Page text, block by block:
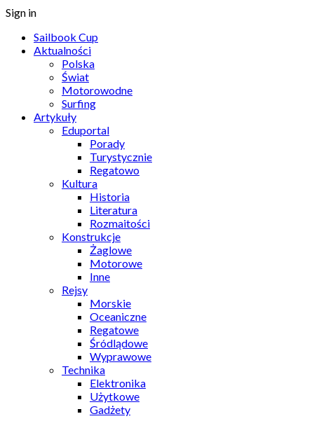
Sign in
Sailbook Cup
Aktualności
Polska
Świat
Motorowodne
Surfing
Artykuły
Eduportal
Porady
Turystycznie
Regatowo
Kultura
Historia
Literatura
Rozmaitości
Konstrukcje
Żaglowe
Motorowe
Inne
Rejsy
Morskie
Oceaniczne
Regatowe
Śródlądowe
Wyprawowe
Technika
Elektronika
Użytkowe
Gadżety